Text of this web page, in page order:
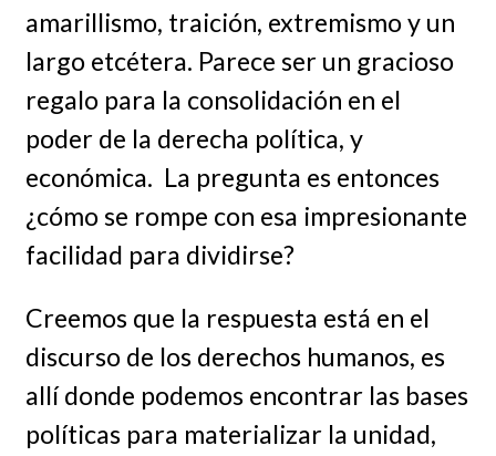
amarillismo, traición, extremismo y un
largo etcétera. Parece ser un gracioso
regalo para la consolidación en el
poder de la derecha política, y
económica. La pregunta es entonces
¿cómo se rompe con esa impresionante
facilidad para dividirse?
Creemos que la respuesta está en el
discurso de los derechos humanos, es
allí donde podemos encontrar las bases
políticas para materializar la unidad,